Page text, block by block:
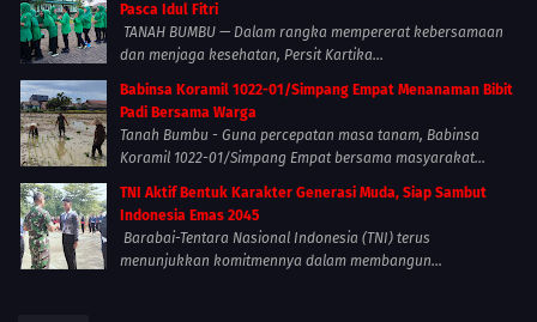
Pasca Idul Fitri
TANAH BUMBU — Dalam rangka mempererat kebersamaan
dan menjaga kesehatan, Persit Kartika...
Babinsa Koramil 1022-01/Simpang Empat Menanaman Bibit
Padi Bersama Warga
Tanah Bumbu - Guna percepatan masa tanam, Babinsa
Koramil 1022-01/Simpang Empat bersama masyarakat...
TNI Aktif Bentuk Karakter Generasi Muda, Siap Sambut
Indonesia Emas 2045
Barabai-Tentara Nasional Indonesia (TNI) terus
menunjukkan komitmennya dalam membangun...